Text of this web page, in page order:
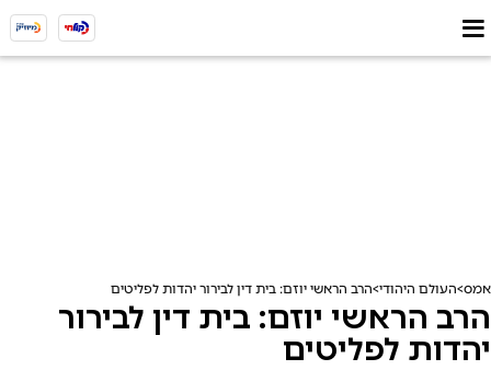
אמס העולם היהודי הרב הראשי יוזם: בית דין לבירור יהדות לפליטים
הרב הראשי יוזם: בית דין לבירור
יהדות לפליטים